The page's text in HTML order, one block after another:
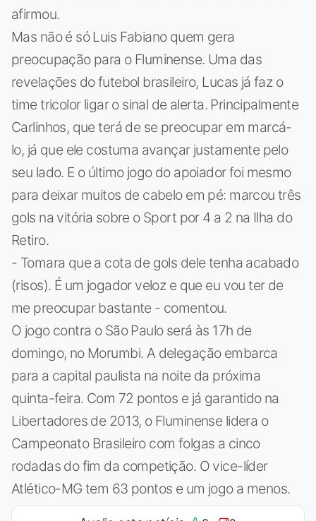
afirmou.
Mas não é só Luis Fabiano quem gera
preocupação para o Fluminense. Uma das
revelações do futebol brasileiro, Lucas já faz o
time tricolor ligar o sinal de alerta. Principalmente
Carlinhos, que terá de se preocupar em marcá-
lo, já que ele costuma avançar justamente pelo
seu lado. E o último jogo do apoiador foi mesmo
para deixar muitos de cabelo em pé: marcou três
gols na vitória sobre o Sport por 4 a 2 na Ilha do
Retiro.
- Tomara que a cota de gols dele tenha acabado
(risos). É um jogador veloz e que eu vou ter de
me preocupar bastante - comentou.
O jogo contra o São Paulo será às 17h de
domingo, no Morumbi. A delegação embarca
para a capital paulista na noite da próxima
quinta-feira. Com 72 pontos e já garantido na
Libertadores de 2013, o Fluminense lidera o
Campeonato Brasileiro com folgas a cinco
rodadas do fim da competição. O vice-líder
Atlético-MG tem 63 pontos e um jogo a menos.